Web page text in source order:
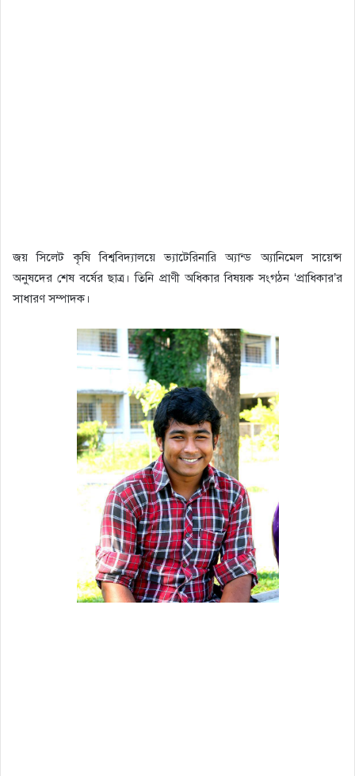
জয় সিলেট কৃষি বিশ্ববিদ্যালয়ে ভ্যাটেরিনারি অ্যান্ড অ্যানিমেল সায়েন্স
অনুষদের শেষ বর্ষের ছাত্র। তিনি প্রাণী অধিকার বিষয়ক সংগঠন ‘প্রাধিকার’র
সাধারণ সম্পাদক।